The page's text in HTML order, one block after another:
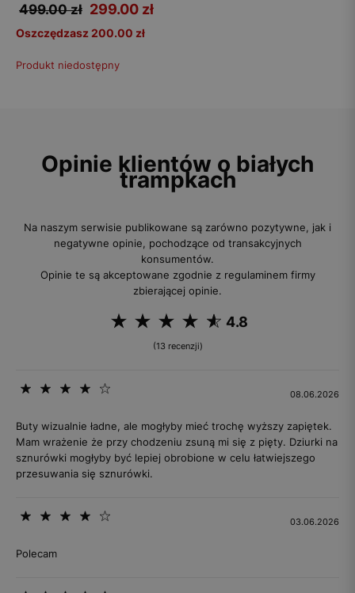
499.00 zł 299.00 zł
Oszczędzasz 200.00 zł
Produkt niedostępny
Opinie klientów o białych
trampkach
Na naszym serwisie publikowane są zarówno pozytywne, jak i
negatywne opinie, pochodzące od transakcyjnych
konsumentów.
Opinie te są akceptowane zgodnie z regulaminem firmy
zbierającej opinie.
4.8
(13 recenzji)
08.06.2026
Buty wizualnie ładne, ale mogłyby mieć trochę wyższy zapiętek.
Mam wrażenie że przy chodzeniu zsuną mi się z pięty. Dziurki na
sznurówki mogłyby być lepiej obrobione w celu łatwiejszego
przesuwania się sznurówki.
03.06.2026
Polecam